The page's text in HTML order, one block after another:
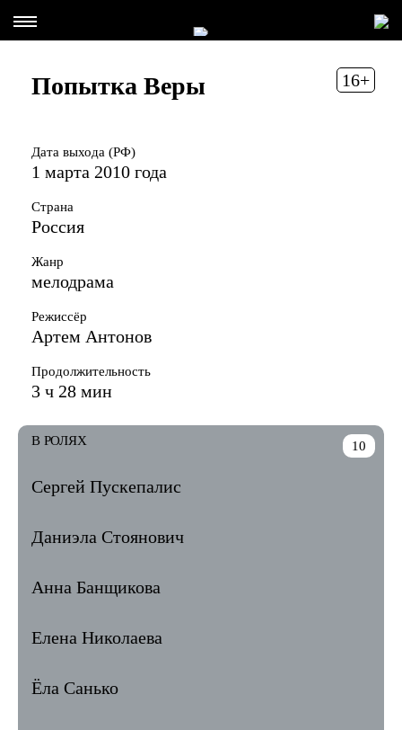
16+
Попытка Веры
Дата выхода (РФ)
1 марта 2010 года
Страна
Россия
Жанр
мелодрама
Режиссёр
Артем Антонов
Продолжительность
3 ч 28 мин
10
В РОЛЯХ
Сергей Пускепалис
Даниэла Стоянович
Анна Банщикова
Елена Николаева
Ёла Санько